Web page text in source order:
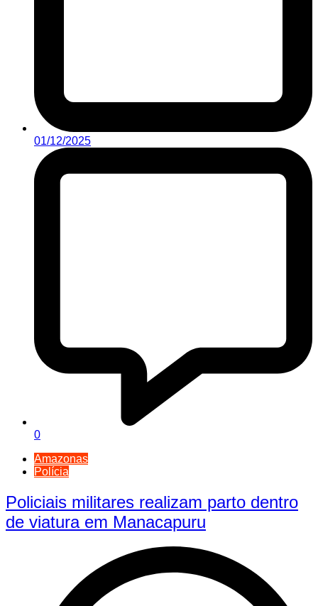
01/12/2025
0
Amazonas
Polícia
Policiais militares realizam parto dentro
de viatura em Manacapuru